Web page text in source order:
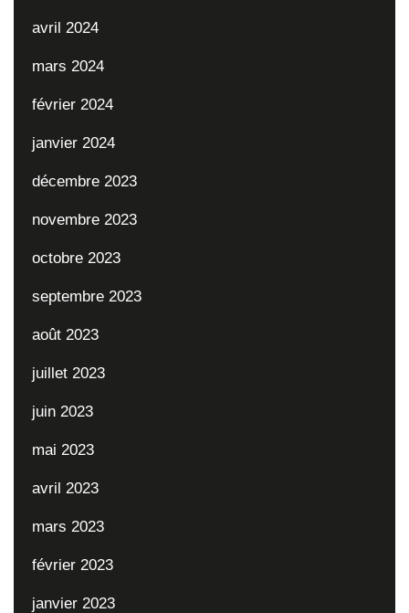
avril 2024
mars 2024
février 2024
janvier 2024
décembre 2023
novembre 2023
octobre 2023
septembre 2023
août 2023
juillet 2023
juin 2023
mai 2023
avril 2023
mars 2023
février 2023
janvier 2023